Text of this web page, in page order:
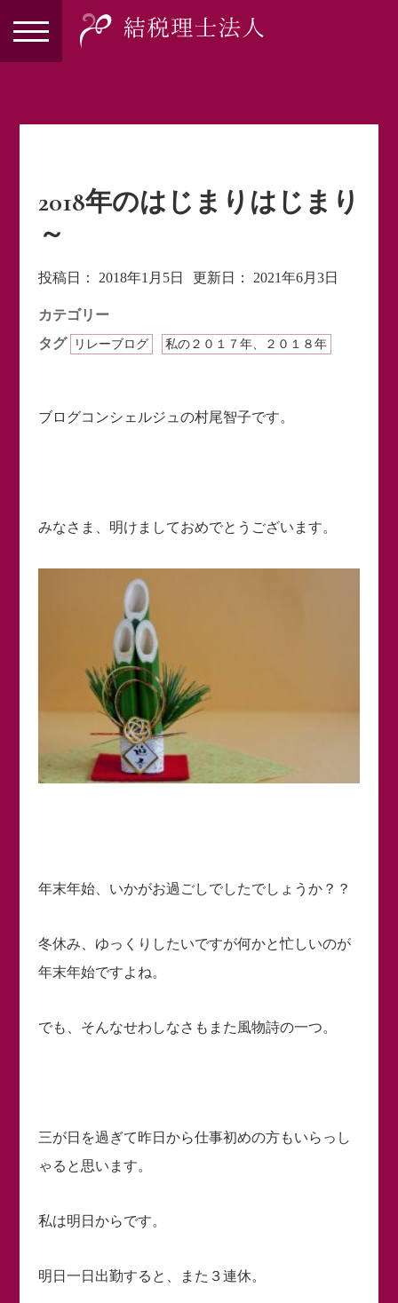
2018年のはじまりはじまり
～
投稿日： 2018年1月5日 更新日： 2021年6月3日
カテゴリー
タグ
リレーブログ 私の２０１７年、２０１８年
ブログコンシェルジュの村尾智子です。
みなさま、明けましておめでとうございます。
年末年始、いかがお過ごしでしたでしょうか？？
冬休み、ゆっくりしたいですが何かと忙しいのが
年末年始ですよね。
でも、そんなせわしなさもまた風物詩の一つ。
三が日を過ぎて昨日から仕事初めの方もいらっし
ゃると思います。
私は明日からです。
明日一日出勤すると、また３連休。